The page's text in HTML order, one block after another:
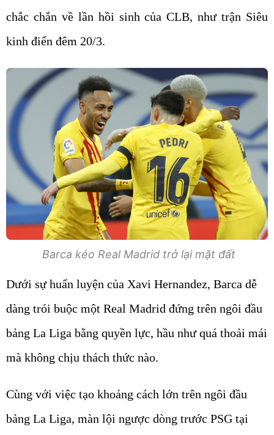
chắc chắn về lần hồi sinh của CLB, như trận Siêu
kinh điển đêm 20/3.
Barca kéo Real Madrid trở lại mặt đất
Dưới sự huấn luyện của Xavi Hernandez, Barca dễ
dàng trói buộc một Real Madrid đứng trên ngôi đầu
bảng La Liga bằng quyền lực, hầu như quá thoải mái
mà không chịu thách thức nào.
Cùng với việc tạo khoảng cách lớn trên ngôi đầu
bảng La Liga, màn lội ngược dòng trước PSG tại